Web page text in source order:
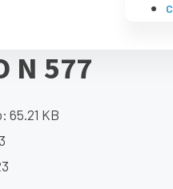
N 577
65.21 KB